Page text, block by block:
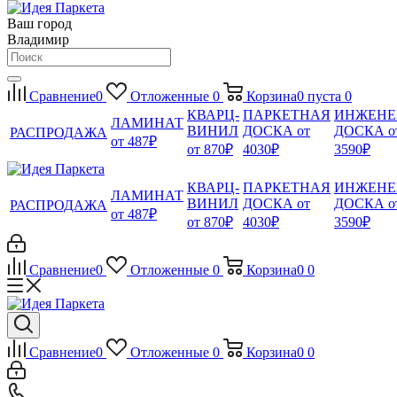
Ваш город
Владимир
Сравнение0 Отложенные 0 Корзина0 пуста 0
РАСПРОДАЖА
ЛАМИНАТ
от 487₽
КВАРЦ-
ВИНИЛ
от 870₽
ПАРКЕТНАЯ
ДОСКА от
4030₽
ДОСКА
3590₽
РАСПРОДАЖА
ЛАМИНАТ
от 487₽
КВАРЦ-
ВИНИЛ
от 870₽
ПАРКЕТНАЯ
ДОСКА от
4030₽
ДОСКА
3590₽
Сравнение0 Отложенные 0 Корзина0 0
Сравнение0 Отложенные 0 Корзина0 0